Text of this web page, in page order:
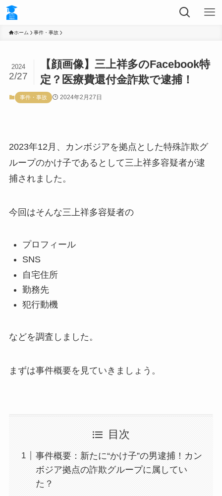
ホーム 事件・事故
【顔画像】三上祥多のFacebook特
定？医療費還付金詐欺で逮捕！
2024
2/27
事件・事故 2024年2月27日
2023年12月、カンボジアを拠点とした特殊詐欺グ
ループのかけ子であるとして三上祥多容疑者が逮
捕されました。
今回はそんな三上祥多容疑者の
プロフィール
SNS
自宅住所
勤務先
犯行動機
などを調査しました。
まずは事件概要を見ていきましょう。
目次
事件概要：新たに“かけ子”の男逮捕！カン
ボジア拠点の詐欺グループに属してい
た？